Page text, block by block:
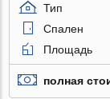
Тип
Спален
Площадь
полная